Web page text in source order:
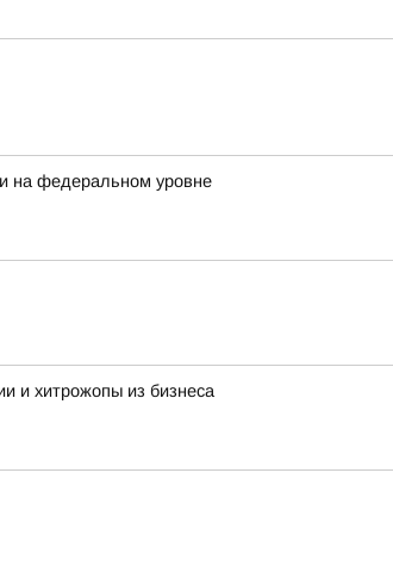
на федеральном уровне
и хитрожопы из бизнеса